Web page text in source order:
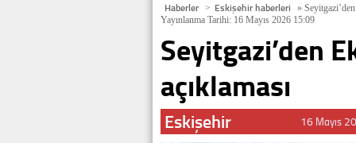
Haberler > Eskişehir haberleri »
Yayınlanma Tarihi: 16 Mayıs 2026 15:09
Seyitgazi’den
açıklaması
Eskişehir 16 Mayıs